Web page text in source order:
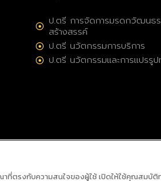
ป.ตรี การจัดการมรดกวัฒนธร
สร้างสรรค์
ป.ตรี นวัตกรรมการบริการ
ป.ตรี นวัตกรรมและการแปรรู
าที่ตรงกับความสนใจของผู้ใช้ เปิดให้ใช้คุณสมบัติ